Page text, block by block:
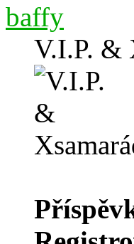
baffy
V.I.P. &